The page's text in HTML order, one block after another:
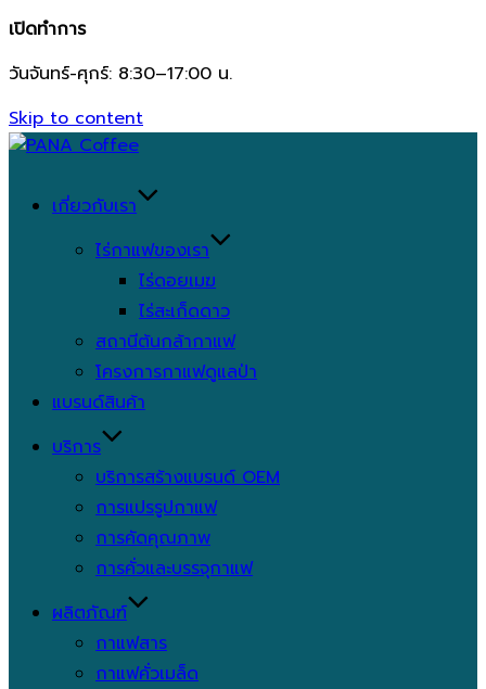
เปิดทำการ
วันจันทร์-ศุกร์: 8:30–17:00 น.
Skip to content
เกี่ยวกับเรา
ไร่กาแฟของเรา
ไร่ดอยเมฆ
ไร่สะเก็ดดาว
สถานีต้นกล้ากาแฟ
โครงการกาแฟดูแลป่า
แบรนด์สินค้า
บริการ
บริการสร้างแบรนด์ OEM
การแปรรูปกาแฟ
การคัดคุณภาพ
การคั่วและบรรจุกาแฟ
ผลิตภัณฑ์
กาแฟสาร
กาแฟคั่วเมล็ด